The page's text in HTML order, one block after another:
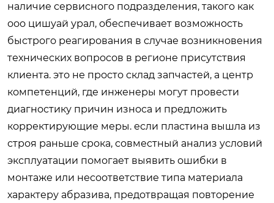
наличие сервисного подразделения, такого как
ооо цишуай урал, обеспечивает возможность
быстрого реагирования в случае возникновения
технических вопросов в регионе присутствия
клиента. это не просто склад запчастей, а центр
компетенций, где инженеры могут провести
диагностику причин износа и предложить
корректирующие меры. если пластина вышла из
строя раньше срока, совместный анализ условий
эксплуатации помогает выявить ошибки в
монтаже или несоответствие типа материала
характеру абразива, предотвращая повторение